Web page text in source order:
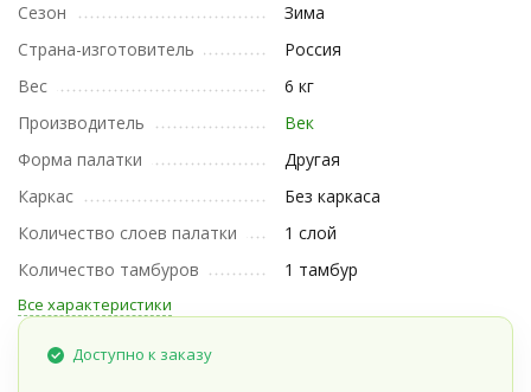
Сезон
Зима
Страна-изготовитель
Россия
Вес
6 кг
Производитель
Век
Форма палатки
Другая
Каркас
Без каркаса
Количество слоев палатки
1 слой
Количество тамбуров
1 тамбур
Все характеристики
Доступно к заказу